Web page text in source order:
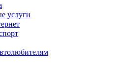
услуги